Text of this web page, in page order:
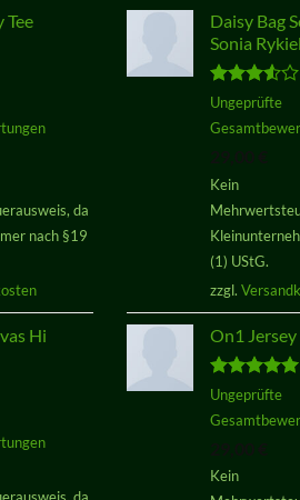
Tee
da
nach §19
Hi
Daisy Bag
Sonia Rykiel
Bewertet
von 5
Ungeprüfte
Kein
(1) UStG.
zzgl.
On1
Bewertet
von 5
Ungeprüfte
Kein